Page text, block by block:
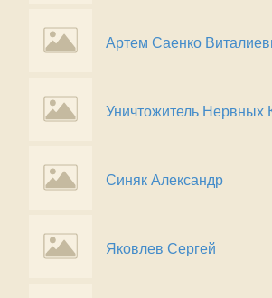
Артем Саенко
Уничтожитель Нервных
Синяк Александр
Яковлев Сергей